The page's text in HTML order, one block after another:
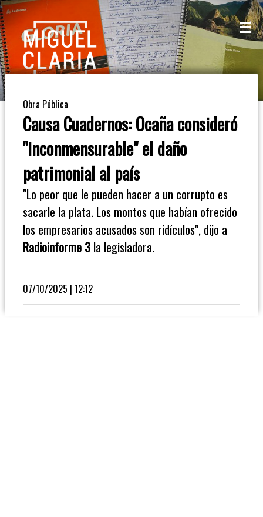
La
Mesa
De
Café
Columna
Opinión
Radioinforme
Obra Pública
Causa Cuadernos: Ocaña consideró
"inconmensurable" el daño
patrimonial al país
"Lo peor que le pueden hacer a un corrupto es
sacarle la plata. Los montos que habían ofrecido
los empresarios acusados son ridículos", dijo a
Radioinforme 3la legisladora.
07/10/2025 | 12:12